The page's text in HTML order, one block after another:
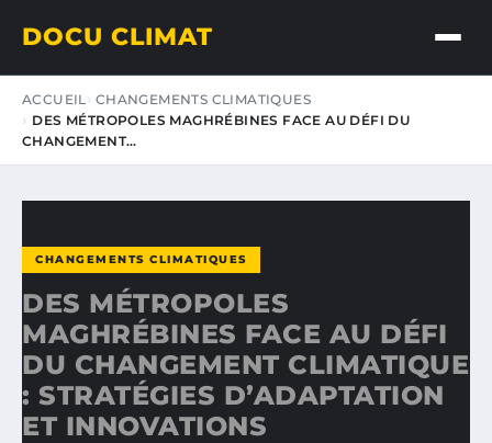
DOCU CLIMAT
ACCUEIL CHANGEMENTS CLIMATIQUES
DES MÉTROPOLES MAGHRÉBINES FACE AU DÉFI DU
CHANGEMENT…
CHANGEMENTS CLIMATIQUES
DES MÉTROPOLES
MAGHRÉBINES FACE AU DÉFI
DU CHANGEMENT CLIMATIQUE
: STRATÉGIES D’ADAPTATION
ET INNOVATIONS